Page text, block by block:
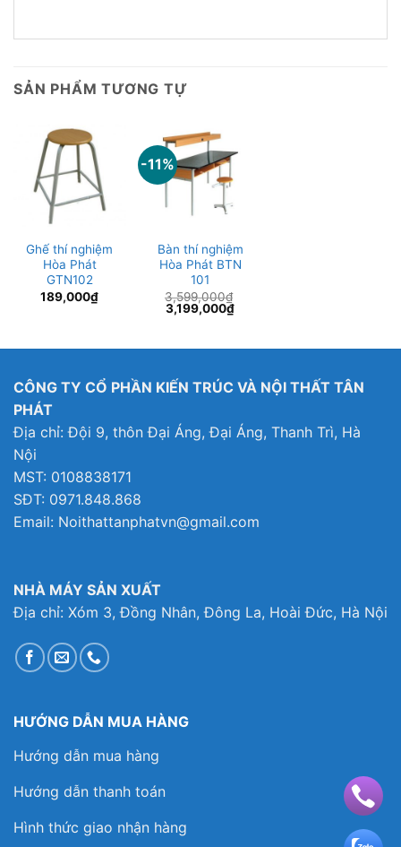
SẢN PHẨM TƯƠNG TỰ
Ghế thí nghiệm
Hòa Phát
GTN102
189,000₫
-11%
Bàn thí nghiệm
Hòa Phát BTN
101
3,599,000₫
Giá
gốc
3,199,000₫Giá
CÔNG TY CỔ PHẦN KIẾN TRÚC VÀ NỘI THẤT TÂN
PHÁT
Địa chỉ: Đội 9, thôn Đại Áng, Đại Áng, Thanh Trì, Hà
Nội
MST: 0108838171
SĐT: 0971.848.868
Email: Noithattanphatvn@gmail.com
NHÀ MÁY SẢN XUẤT
Địa chỉ: Xóm 3, Đồng Nhân, Đông La, Hoài Đức, Hà Nội
HƯỚNG DẪN MUA HÀNG
Hướng dẫn mua hàng
Hướng dẫn thanh toán
Hình thức giao nhận hàng